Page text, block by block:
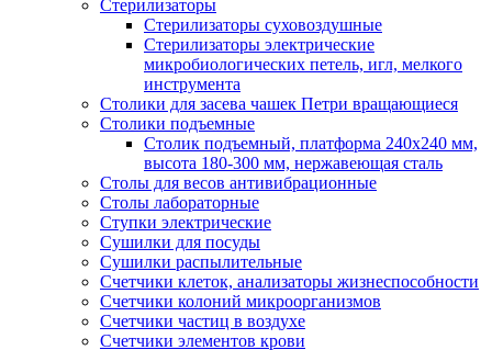
Стерилизаторы
Стерилизаторы суховоздушные
Стерилизаторы электрические
микробиологических петель, игл, мелкого
инструмента
Столики для засева чашек Петри вращающиеся
Столики подъемные
Столик подъемный, платформа 240х240 мм,
высота 180-300 мм, нержавеющая сталь
Столы для весов антивибрационные
Столы лабораторные
Ступки электрические
Сушилки для посуды
Сушилки распылительные
Счетчики клеток, анализаторы жизнеспособности
Счетчики колоний микроорганизмов
Счетчики частиц в воздухе
Счетчики элементов крови